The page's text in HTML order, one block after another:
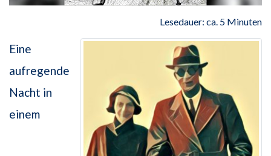
Lesedauer: ca. 5 Minuten
Eine
aufregende
Nacht in
einem